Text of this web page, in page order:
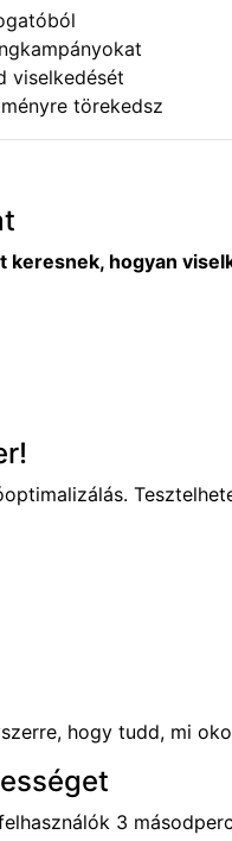
viselkedését
törekedsz
keresnek, hogyan
hogy tudd, mi
3